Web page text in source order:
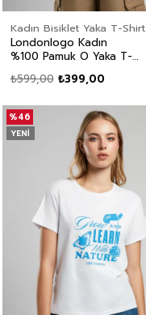
Kadın Bisiklet Yaka T-Shirt
Londonlogo Kadın
%100 Pamuk O Yaka T-
₺399,00
₺599,00
%46
YENI